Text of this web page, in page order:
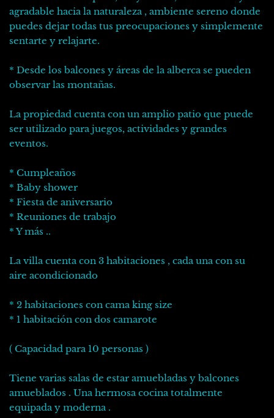
agradable hacia la naturaleza , ambiente sereno donde
puedes dejar todas tus preocupaciones y simplemente
sentarte y relajarte.
* Desde los balcones y áreas de la alberca se pueden
observar las montañas.
La propiedad cuenta con un amplio patio que puede
ser utilizado para juegos, actividades y grandes
eventos.
* Cumpleaños
* Baby shower
* Fiesta de aniversario
* Reuniones de trabajo
* Y más ..
La villa cuenta con 3 habitaciones , cada una con su
aire acondicionado
* 2 habitaciones con cama king size
* 1 habitación con dos camarote
( Capacidad para 10 personas )
Tiene varias salas de estar amuebladas y balcones
amueblados . Una hermosa cocina totalmente
equipada y moderna .